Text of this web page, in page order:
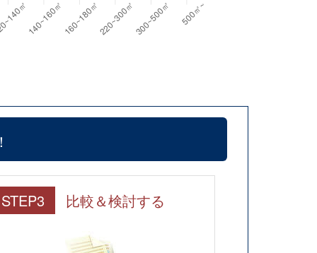
STEP3 比較＆検討する